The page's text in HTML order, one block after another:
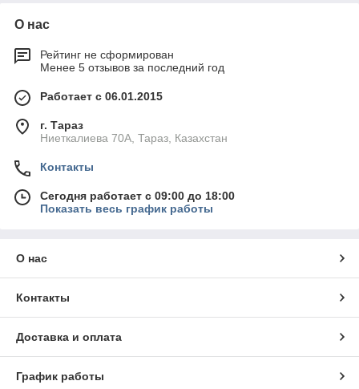
О нас
Рейтинг не сформирован
Менее 5 отзывов за последний год
Работает с 06.01.2015
г. Тараз
Ниеткалиева 70А, Тараз, Казахстан
Контакты
Сегодня работает с 09:00 до 18:00
Показать весь график работы
О нас
Контакты
Доставка и оплата
График работы